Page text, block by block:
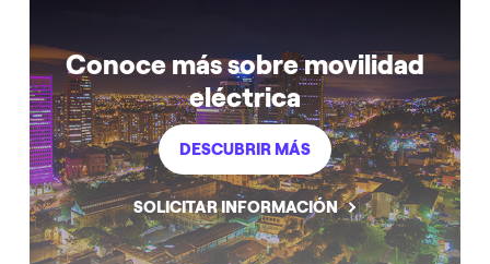
Conoce más sobre movilidad
eléctrica
DESCUBRIR MÁS
SOLICITAR INFORMACIÓN